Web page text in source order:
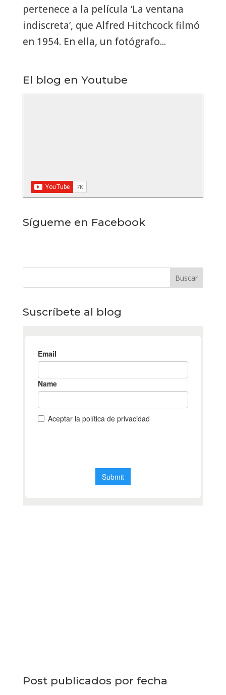
pertenece a la película ‘La ventana
indiscreta’, que Alfred Hitchcock filmó
en 1954. En ella, un fotógrafo...
El blog en Youtube
Sígueme en Facebook
Suscríbete al blog
Post publicados por fecha